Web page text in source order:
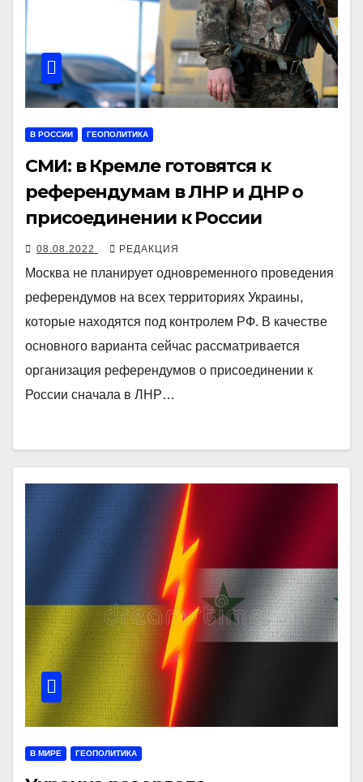
В РОССИИ ГЕОПОЛИТИКА
СМИ: в Кремле готовятся к
референдумам в ЛНР и ДНР о
присоединении к России
08.08.2022 РЕДАКЦИЯ
Москва не планирует одновременного проведения
референдумов на всех территориях Украины,
которые находятся под контролем РФ. В качестве
основного варианта сейчас рассматривается
организация референдумов о присоединении к
России сначала в ЛНР…
В МИРЕ ГЕОПОЛИТИКА